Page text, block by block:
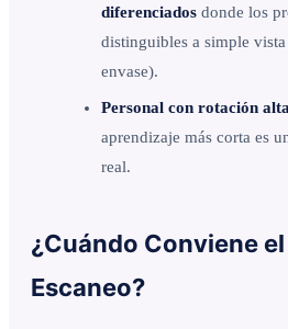
diferenciados donde los
distinguibles a simple
envase).
Personal con rotación alta
aprendizaje más corta es
real.
¿Cuándo Conviene
Escaneo?